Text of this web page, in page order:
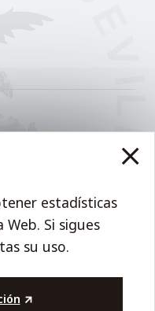
Web
estadísticas
Si sigues
su uso.